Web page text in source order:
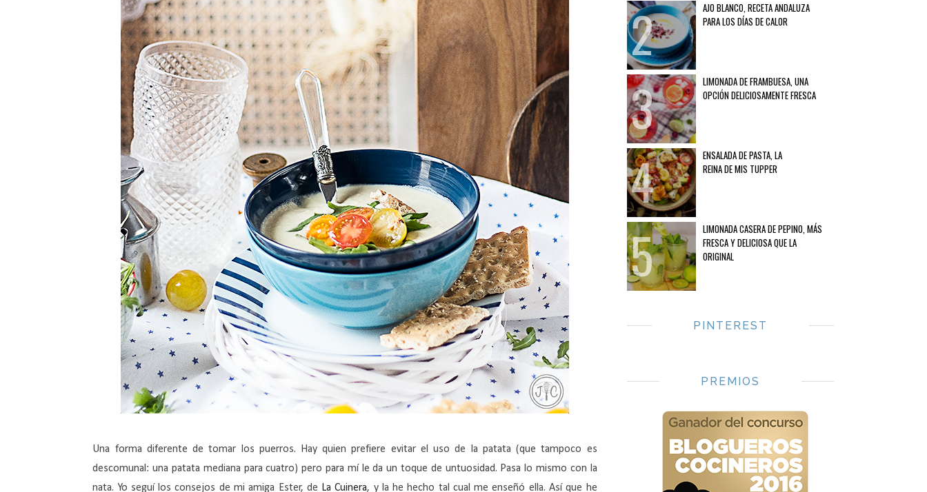
Una forma diferente de tomar los puerros. Hay quien prefiere evitar el uso de la patata (que tampoco es
descomunal: una patata mediana para cuatro) pero para mí le da un toque de untuosidad. Pasa lo mismo con la
nata. Yo seguí los consejos de mi amiga Ester, de La Cuinera, y la he hecho tal cual me enseñó ella. Así que he
AJO BLANCO, RECETA ANDALUZA
PARA LOS DÍAS DE CALOR
LIMONADA DE FRAMBUESA, UNA
OPCIÓN DELICIOSAMENTE FRESCA
ENSALADA DE PASTA, LA
REINA DE MIS TUPPER
LIMONADA CASERA DE PEPINO, MÁS
FRESCA Y DELICIOSA QUE LA
ORIGINAL
PINTEREST
PREMIOS